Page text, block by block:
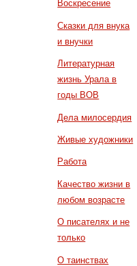
Воскресение
Сказки для внука
и внучки
Литературная
жизнь Урала в
годы ВОВ
Дела милосердия
Живые художники
Работа
Качество жизни в
любом возрасте
О писателях и не
только
О таинствах